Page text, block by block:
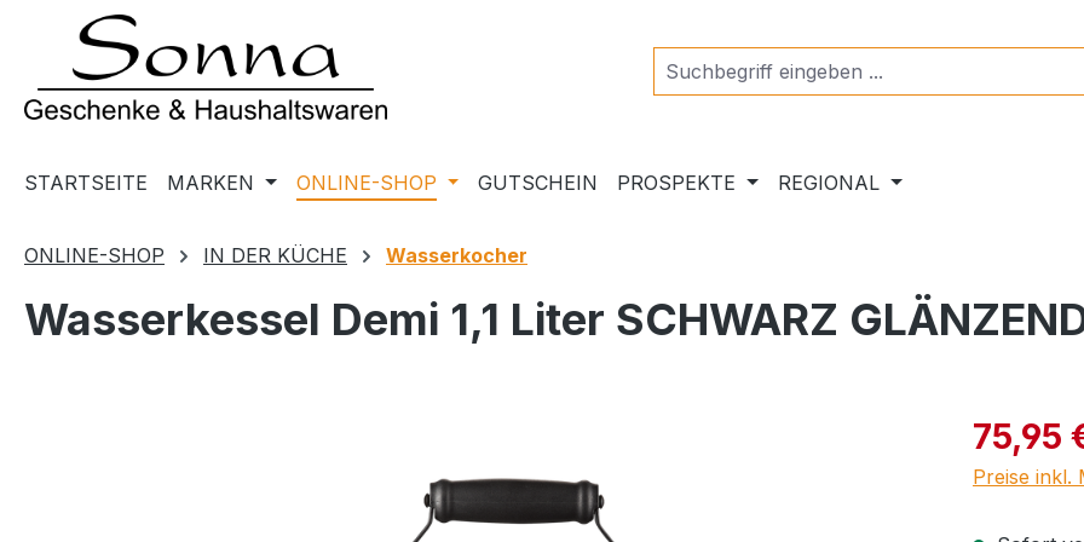
Hauptinhalt springen
Zur Suche springen
Zur Hauptnavigation springen
STARTSEITE MARKEN ONLINE-SHOP GUTSCHEIN PROSPEKTE REGIONAL
ONLINE-SHOP IN DER KÜCHE Wasserkocher
Wasserkessel Demi 1,1 Liter SCHWARZ
75,95
Preise inkl.